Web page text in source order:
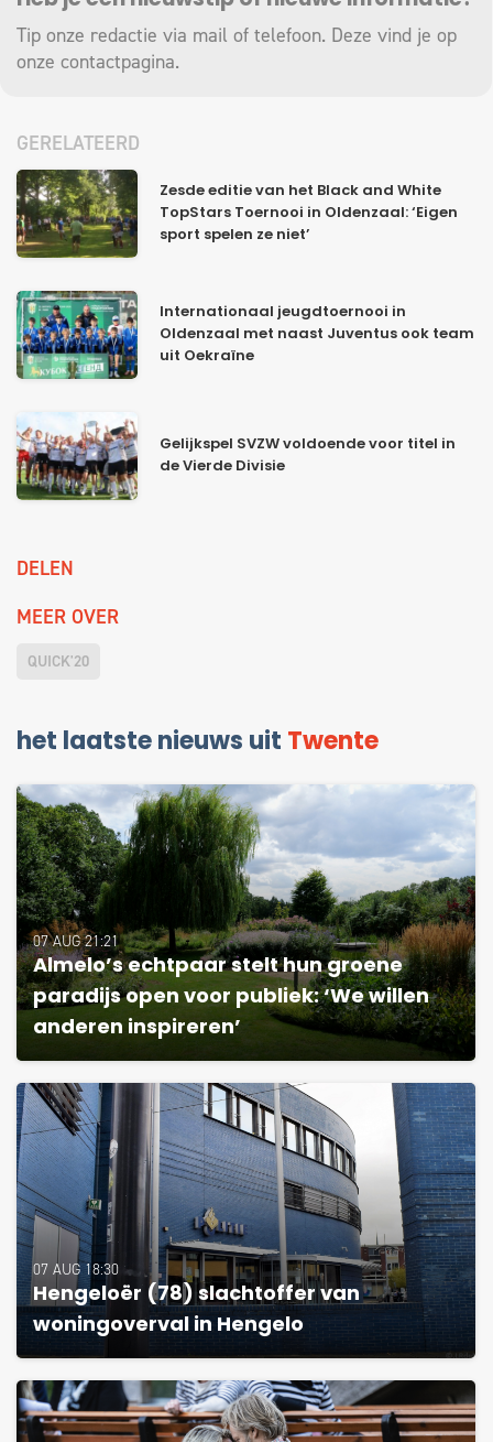
Tip onze redactie via mail of telefoon. Deze vind je op
onze contactpagina.
GERELATEERD
Zesde editie van het Black and White
TopStars Toernooi in Oldenzaal: ‘Eigen
sport spelen ze niet’
Internationaal jeugdtoernooi in
Oldenzaal met naast Juventus ook team
uit Oekraïne
Gelijkspel SVZW voldoende voor titel in
de Vierde Divisie
DELEN
MEER OVER
QUICK'20
het laatste nieuws uit Twente
07 AUG 21:21
Almelo’s echtpaar stelt hun groene
paradijs open voor publiek: ‘We willen
anderen inspireren’
07 AUG 18:30
Hengeloër (78) slachtoffer van
woningoverval in Hengelo